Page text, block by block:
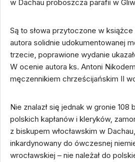
w Dachau proboszcza parafii w
Są to słowa przytoczone w książce
autora solidnie udokumentowanej
trzecie, poprawione wydanie
W ocenie autora ks. Antoni
męczennikiem chrześcijańskim II
Nie znalazł się jednak w gronie
polskich kapłanów i kleryków,
z biskupem włocławskim w
inkardynowany do ówczesnej
wrocławskiej – nie należał do